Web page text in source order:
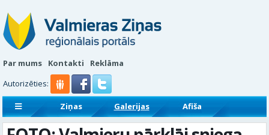
Par mums Kontakti
Reklāma
Autorizēties:
Ziņas Galerijas
Afiša
Sludinājumi
Reklāmraksti